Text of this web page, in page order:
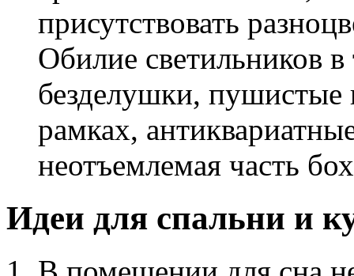
присутствовать
Обилие светильников
безделушки, пушистые
рамках,
неотъемлемая часть
Идеи для спальни и